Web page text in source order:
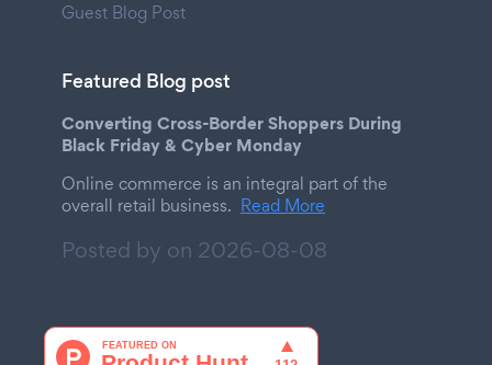
Guest Blog Post
Featured Blog post
Converting Cross-Border Shoppers During
Black Friday & Cyber Monday
Online commerce is an integral part of the
overall retail business. Read More
Posted by on 2026-08-08